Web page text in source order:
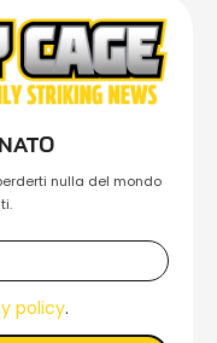
nulla del mondo
policy.